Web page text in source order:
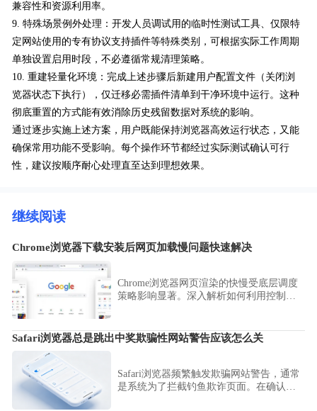
兼容性和资源利用率。
9. 特殊场景例外处理：开发人员调试用的临时性测试工具、仅限特
定网站使用的专有协议支持插件等特殊类别，可根据实际工作周期
单独设置启用时段，不必遵循常规清理策略。
10. 重建轻量化环境：完成上述步骤后新建用户配置文件（关闭浏
览器状态下执行），仅迁移必需插件清单到干净环境中运行。这种
彻底重置的方式能有效消除历史残留数据对系统的影响。
通过逐步实施上述方案，用户既能保持浏览器高效运行状态，又能
确保常用功能不受影响。每个操作环节都经过实际测试确认可行
性，建议按顺序耐心处理直至达到理想效果。
继续阅读
Chrome浏览器下载安装后网页加载慢问题快速解决
Chrome浏览器网页渲染的快慢受底层调度
策略影响显著。深入解析如何利用控制台
消除复杂页面的滚动延迟与白屏现象，为
您总结一套行之有效的加速实战方案，实
Safari浏览器总是跳出中奖欺骗性网站警告应该怎么关
Safari浏览器频繁触发欺骗网站警告，通常
是系统为了拦截钓鱼欺诈页面。在确认网